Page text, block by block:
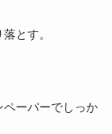
とす。
ーパーでしっか